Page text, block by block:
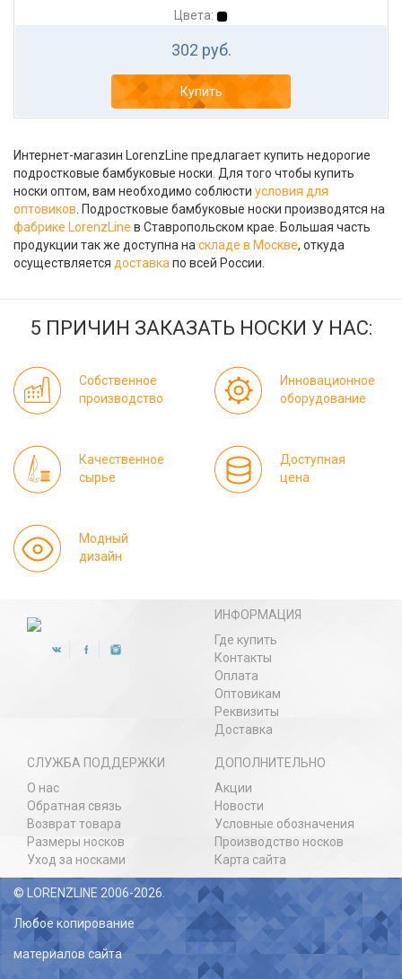
Цвета:
302 руб.
Купить
Интернет-магазин LorenzLine предлагает купить недорогие
подростковые бамбуковые носки. Для того чтобы купить
носки оптом, вам необходимо соблюсти условия для
оптовиков. Подростковые бамбуковые носки производятся на
фабрике LorenzLine в Ставропольском крае. Большая часть
продукции так же доступна наскладе в Москве, откуда
осуществляется доставкапо всей России.
5 ПРИЧИН ЗАКАЗАТЬ НОСКИ У НАС:
Собственное
производство
Инновационное
оборудование
Качественное
сырье
Доступная
цена
Модный
дизайн
ИНФОРМАЦИЯ
Где купить
Контакты
Оплата
Оптовикам
Реквизиты
Доставка
СЛУЖБА ПОДДЕРЖКИ
О нас
Обратная связь
Возврат товара
Размеры носков
Уход за носками
ДОПОЛНИТЕЛЬНО
Акции
Новости
Условные обозначения
Производство носков
Карта сайта
© LORENZLINE 2006-2026.
Любое копирование
материалов сайта